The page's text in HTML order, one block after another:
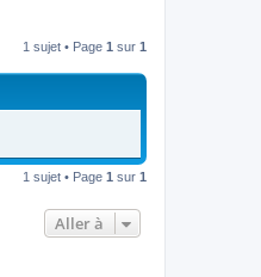
1 sujet • Page 1 sur 1
1 sujet • Page 1 sur 1
Aller à